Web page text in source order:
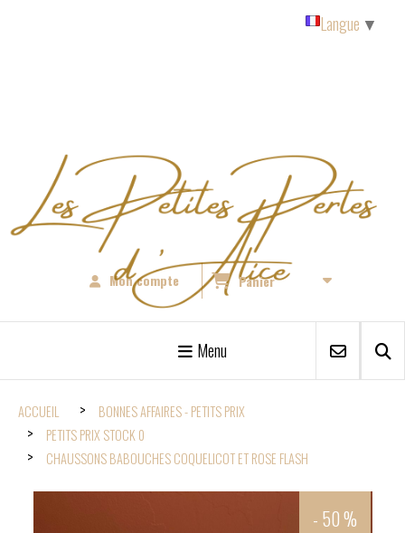
Mon compte Panier
Menu
ACCUEIL
BONNES AFFAIRES - PETITS PRIX
PETITS PRIX STOCK 0
CHAUSSONS BABOUCHES COQUELICOT ET ROSE FLASH
- 50 %
Langue ▼